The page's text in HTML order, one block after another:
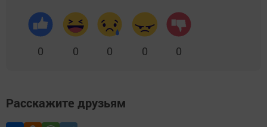
0 0 0 0 0
Расскажите друзьям